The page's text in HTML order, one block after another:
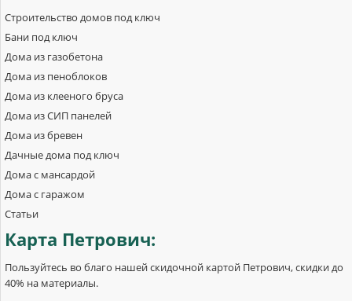
Строительство домов под ключ
Бани под ключ
Дома из газобетона
Дома из пеноблоков
Дома из клееного бруса
Дома из СИП панелей
Дома из бревен
Дачные дома под ключ
Дома с мансардой
Дома с гаражом
Статьи
Карта Петрович:
Пользуйтесь во благо нашей скидочной картой Петрович, скидки до
40% на материалы.